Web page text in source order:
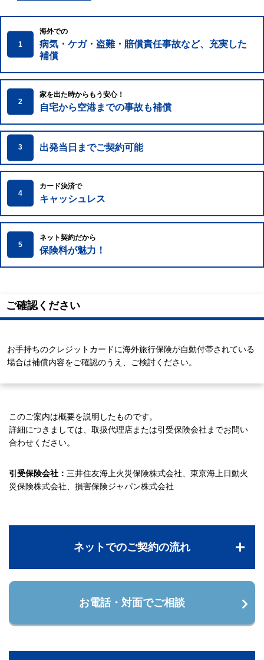
1
海外での
病気・ケガ・盗難・賠償責任事故など、充実した
補償
2
家を出た時からもう安心！
自宅から空港までの事故も補償
3 出発当日までご契約可能
4
カード決済で
キャッシュレス
5
ネット契約だから
保険料が魅力！
ご確認ください
お手持ちのクレジットカードに海外旅行保険が自動付帯されている
場合は補償内容をご確認のうえ、ご検討ください。
このご案内は概要を説明したものです。
詳細につきましては、取扱代理店または引受保険会社までお問い
合わせください。
引受保険会社： 三井住友海上火災保険株式会社、東京海上日動火
災保険株式会社、損害保険ジャパン株式会社
ネットでのご契約の流れ
お電話・対面でご相談